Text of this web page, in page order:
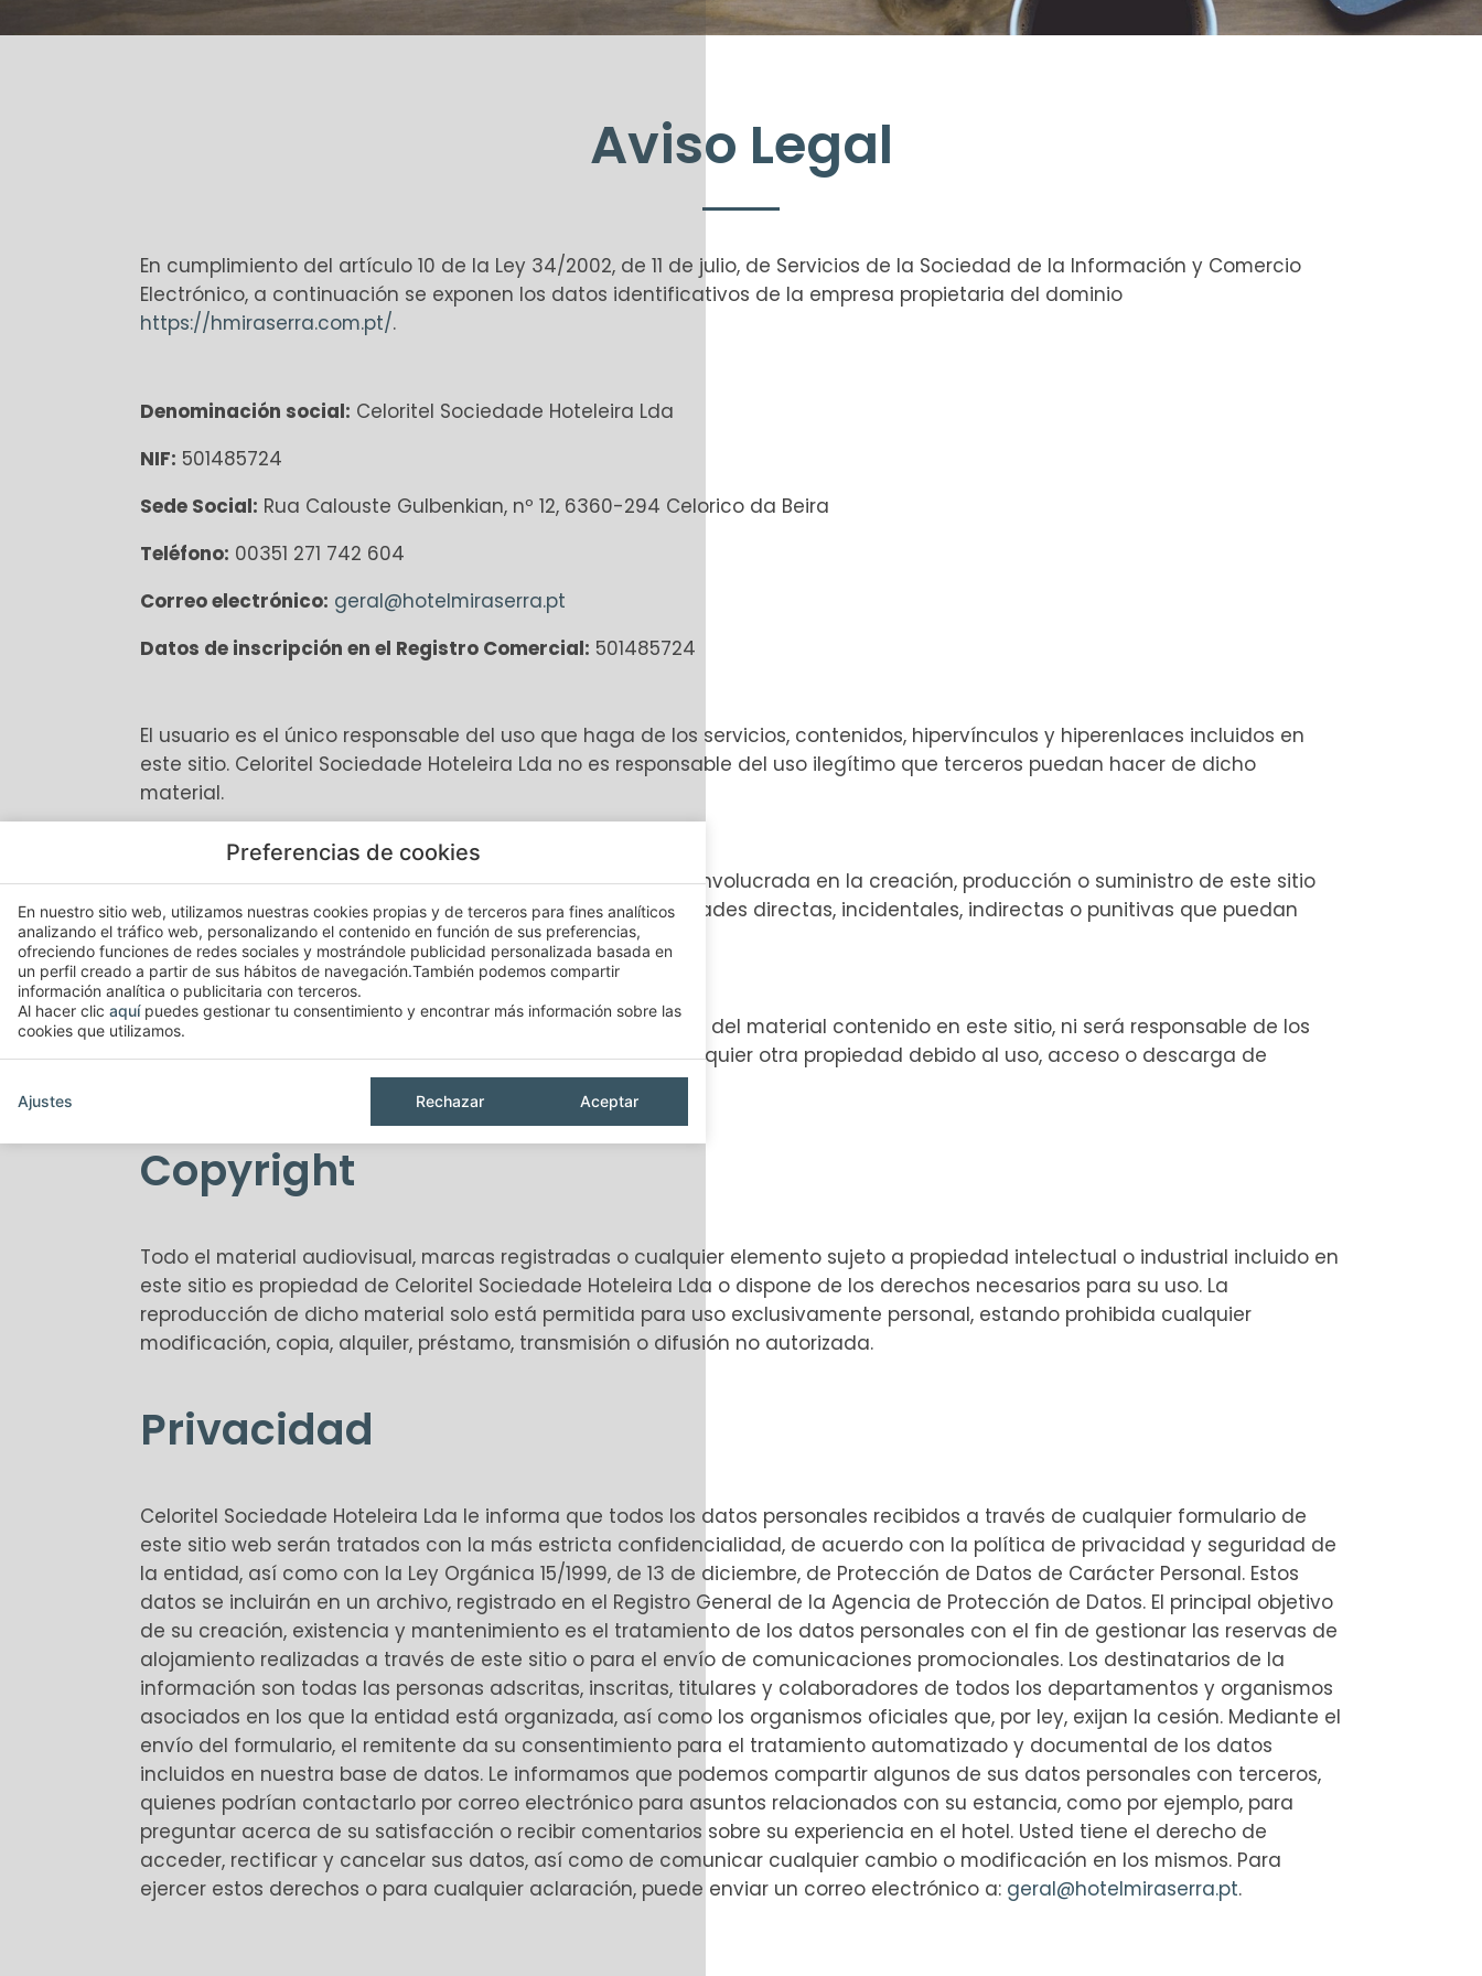
Aviso Legal
En cumplimiento del artículo 10 de la Ley 34/2002, de 11 de julio, de Servicios de la Sociedad de la Información y Comercio
Electrónico, a continuación se exponen los datos identificativos de la empresa propietaria del dominio
https://hmiraserra.com.pt/.
Denominación social: Celoritel Sociedade Hoteleira Lda
NIF: 501485724
Sede Social: Rua Calouste Gulbenkian, nº 12, 6360-294 Celorico da Beira
Teléfono: 00351 271 742 604
Correo electrónico: geral@hotelmiraserra.pt
Datos de inscripción en el Registro Comercial: 501485724
El usuario es el único responsable del uso que haga de los servicios, contenidos, hipervínculos y hiperenlaces incluidos en
este sitio. Celoritel Sociedade Hoteleira Lda no es responsable del uso ilegítimo que terceros puedan hacer de dicho
material.
Ni Celoritel Sociedade Hoteleira Lda ni ninguna otra parte involucrada en la creación, producción o suministro de este sitio
serán responsables de los daños, pérdidas o responsabilidades directas, incidentales, indirectas o punitivas que puedan
surgir del acceso o uso de este sitio web.
Celoritel Sociedade Hoteleira Lda no garantiza la exactitud del material contenido en este sitio, ni será responsable de los
daños o virus que puedan infectar su computadora o cualquier otra propiedad debido al uso, acceso o descarga de
cualquier material de la página web.
Copyright
Todo el material audiovisual, marcas registradas o cualquier elemento sujeto a propiedad intelectual o industrial incluido en
este sitio es propiedad de Celoritel Sociedade Hoteleira Lda o dispone de los derechos necesarios para su uso. La
reproducción de dicho material solo está permitida para uso exclusivamente personal, estando prohibida cualquier
modificación, copia, alquiler, préstamo, transmisión o difusión no autorizada.
Privacidad
Celoritel Sociedade Hoteleira Lda le informa que todos los datos personales recibidos a través de cualquier formulario de
este sitio web serán tratados con la más estricta confidencialidad, de acuerdo con la política de privacidad y seguridad de
la entidad, así como con la Ley Orgánica 15/1999, de 13 de diciembre, de Protección de Datos de Carácter Personal. Estos
datos se incluirán en un archivo, registrado en el Registro General de la Agencia de Protección de Datos. El principal objetivo
de su creación, existencia y mantenimiento es el tratamiento de los datos personales con el fin de gestionar las reservas de
alojamiento realizadas a través de este sitio o para el envío de comunicaciones promocionales. Los destinatarios de la
información son todas las personas adscritas, inscritas, titulares y colaboradores de todos los departamentos y organismos
asociados en los que la entidad está organizada, así como los organismos oficiales que, por ley, exijan la cesión. Mediante el
envío del formulario, el remitente da su consentimiento para el tratamiento automatizado y documental de los datos
incluidos en nuestra base de datos. Le informamos que podemos compartir algunos de sus datos personales con terceros,
quienes podrían contactarlo por correo electrónico para asuntos relacionados con su estancia, como por ejemplo, para
preguntar acerca de su satisfacción o recibir comentarios sobre su experiencia en el hotel. Usted tiene el derecho de
acceder, rectificar y cancelar sus datos, así como de comunicar cualquier cambio o modificación en los mismos. Para
ejercer estos derechos o para cualquier aclaración, puede enviar un correo electrónico a: geral@hotelmiraserra.pt.
Preferencias de cookies
En nuestro sitio web, utilizamos nuestras cookies propias y de terceros para fines analíticos
analizando el tráfico web, personalizando el contenido en función de sus preferencias,
ofreciendo funciones de redes sociales y mostrándole publicidad personalizada basada en
un perfil creado a partir de sus hábitos de navegación.También podemos compartir
información analítica o publicitaria con terceros.
Al hacer clic aquípuedes gestionar tu consentimiento y encontrar más información sobre las
cookies que utilizamos.
Ajustes Rechazar Aceptar